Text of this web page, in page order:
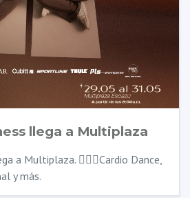
llega a Multiplaza
a Multiplaza. 🧘‍♀️✨Cardio Dance,
y más.